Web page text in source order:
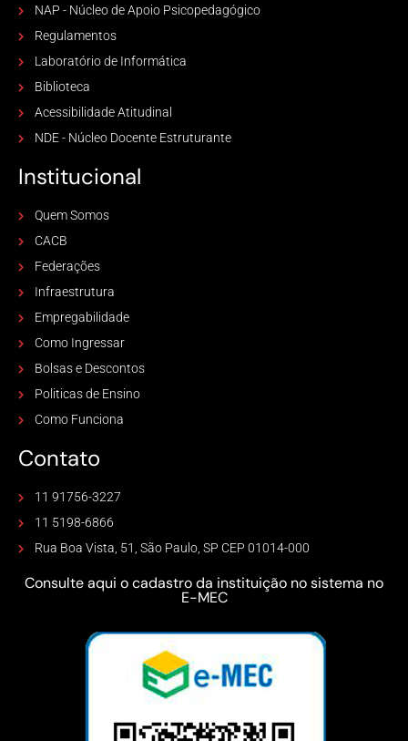
NAP - Núcleo de Apoio Psicopedagógico
Regulamentos
Laboratório de Informática
Biblioteca
Acessibilidade Atitudinal
NDE - Núcleo Docente Estruturante
Institucional
Quem Somos
CACB
Federações
Infraestrutura
Empregabilidade
Como Ingressar
Bolsas e Descontos
Politicas de Ensino
Como Funciona
Contato
11 91756-3227
11 5198-6866
Rua Boa Vista, 51, São Paulo, SP CEP 01014-000
Consulte aqui o cadastro da instituição no sistema no
E-MEC